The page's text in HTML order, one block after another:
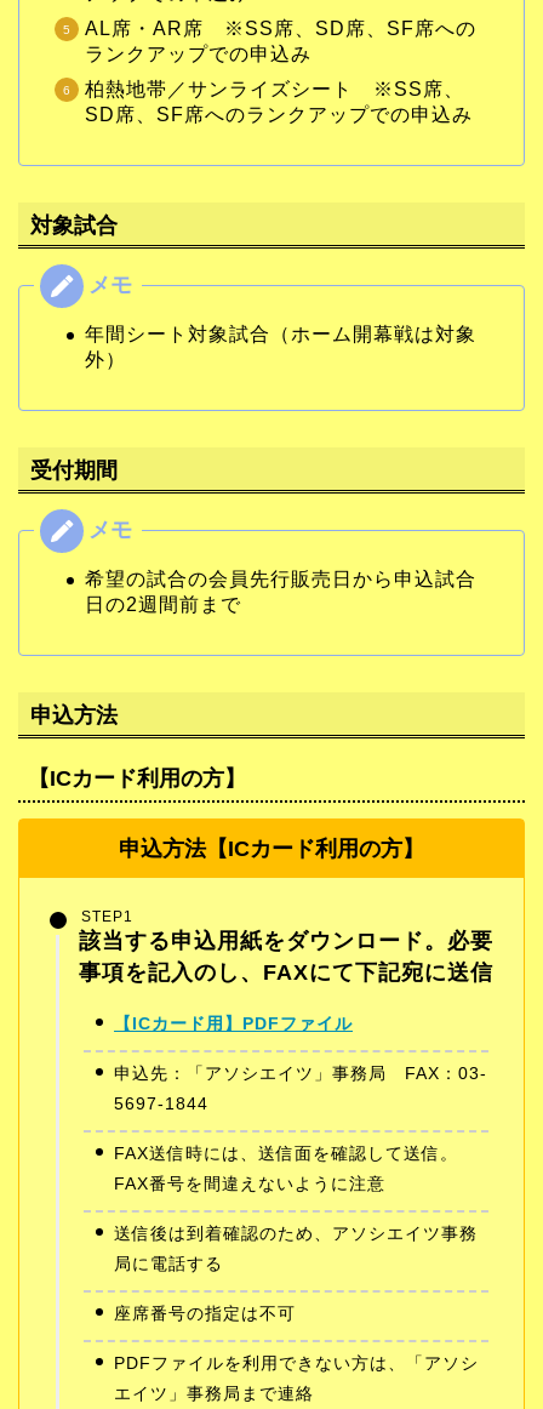
AL席・AR席 ※SS席、SD席、SF席への
ランクアップでの申込み
柏熱地帯／サンライズシート ※SS席、
SD席、SF席へのランクアップでの申込み
対象試合
年間シート対象試合（ホーム開幕戦は対象
外）
受付期間
希望の試合の会員先行販売日から申込試合
日の2週間前まで
申込方法
【ICカード利用の方】
申込方法【ICカード利用の方】
STEP1
該当する申込用紙をダウンロード。必要
事項を記入のし、FAXにて下記宛に送信
【ICカード用】PDFファイル
申込先：「アソシエイツ」事務局 FAX：03-
5697-1844
FAX送信時には、送信面を確認して送信。
FAX番号を間違えないように注意
送信後は到着確認のため、アソシエイツ事務
局に電話する
座席番号の指定は不可
PDFファイルを利用できない方は、「アソシ
エイツ」事務局まで連絡